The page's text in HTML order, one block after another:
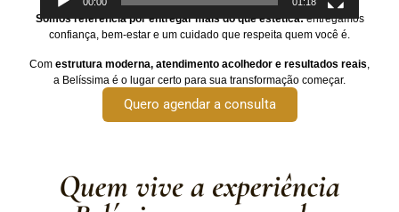
Somos referência por entregar mais do que estética:entregamos
confiança, bem-estar e um cuidado que respeita quem você é.
Com estrutura moderna, atendimento acolhedor e resultados reais
a Belíssima é o lugar certo para sua transformação começar.
Quero agendar a consulta